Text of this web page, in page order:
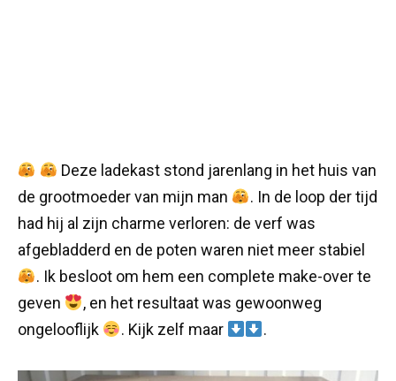
Deze ladekast stond jarenlang in het huis van
de grootmoeder van mijn man
. In de loop der tijd
had hij al zijn charme verloren: de verf was
afgebladderd en de poten waren niet meer stabiel
. Ik besloot om hem een complete make-over te
geven
, en het resultaat was gewoonweg
ongelooflijk
. Kijk zelf maar .